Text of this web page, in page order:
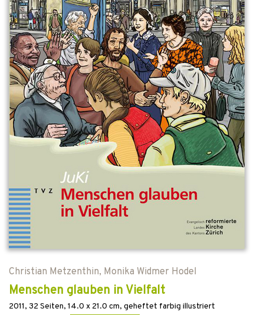
Christian Metzenthin, Monika Widmer Hodel
Menschen glauben in Vielfalt
2011, 32 Seiten, 14.0 x 21.0 cm, geheftet farbig illustriert